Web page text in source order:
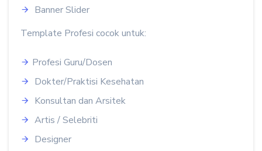
Banner Slider
Template Profesi cocok untuk:
Profesi Guru/Dosen
Dokter/Praktisi Kesehatan
Konsultan dan Arsitek
Artis / Selebriti
Designer